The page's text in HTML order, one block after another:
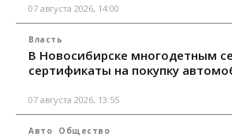
07 августа 2026, 14:00
Власть
В Новосибирске многодетным
сертификаты на покупку
07 августа 2026, 13:55
Авто Общество